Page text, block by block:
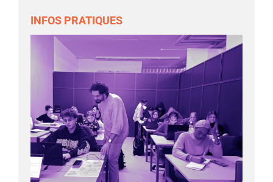
INFOS PRATIQUES